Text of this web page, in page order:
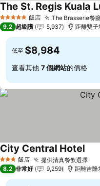
5 星級 飯店 The Brasserie餐
The St. Regis Kuala
9.2 超級讚 5,937 距離雙
低至 $8,984
查看其他 7 個網站的價格
3 星級 飯店 提供清真餐飲選擇查
City Central Hotel查看
8.2 非常好 9,259 距離吉隆